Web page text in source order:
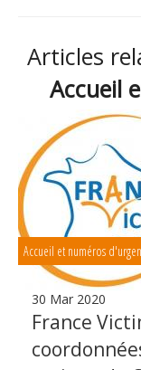
Articles
Accueil
Accueil et numéros
30 Mar 2020
France